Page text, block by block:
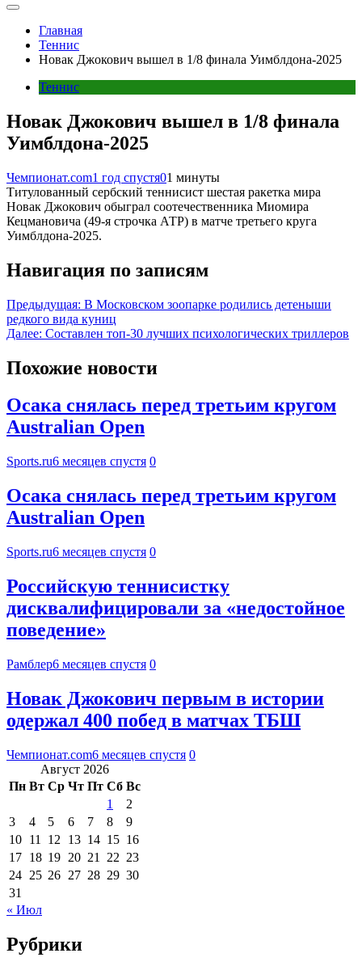
Главная
Теннис
Новак Джокович вышел в 1/8 финала Уимблдона-2025
Теннис
Новак Джокович вышел в 1/8 финала
Уимблдона-2025
Чемпионат.com1 год спустя01 минуты
Титулованный сербский теннисист шестая ракетка мира
Новак Джокович обыграл соотечественника Миомира
Кецмановича (49-я строчка АТР) в матче третьего круга
Уимблдона-2025.
Навигация по записям
Предыдущая: В Московском зоопарке родились детеныши
редкого вида куниц
Далее: Составлен топ-30 лучших психологических триллеров
Похожие новости
Осака снялась перед третьим кругом
Australian Open
Sports.ru6 месяцев спустя 0
Осака снялась перед третьим кругом
Australian Open
Sports.ru6 месяцев спустя 0
Российскую теннисистку
дисквалифицировали за «недостойное
поведение»
Рамблер6 месяцев спустя 0
Новак Джокович первым в истории
одержал 400 побед в матчах ТБШ
Чемпионат.com6 месяцев спустя 0
Август 2026
Пн Вт Ср Чт Пт Сб Вс
1
2
3
4 5 6 7 8
9
10 11 12 13 14 15 16
17 18 19 20 21 22 23
24 25 26 27 28 29 30
31
« Июл
Рубрики